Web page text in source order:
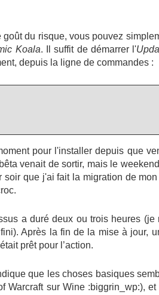
du risque, vous pouvez
Koala. Il suffit de démarrer l'
depuis la ligne de commandes :
pour l'installer depuis que
venait de sortir, mais le
soir que j'ai fait la migration de
a duré deux ou trois heures (je
Après la fin de la mise à jour,
était prêt pour l’action.
que les choses basiques
Warcraft sur Wine :biggrin_wp:),